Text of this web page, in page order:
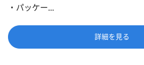
・パッケー...
詳細を見る